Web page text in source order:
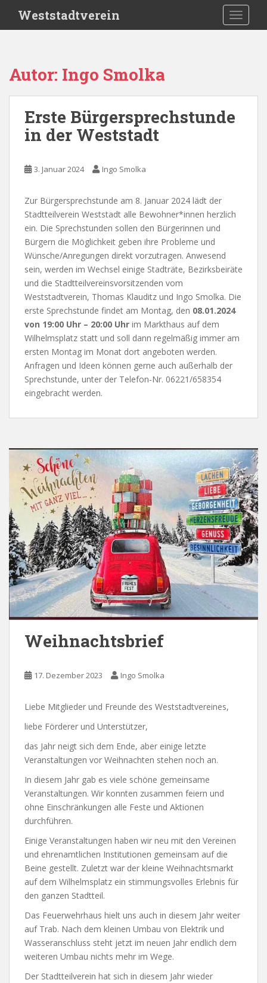
i
Weststadtverein
Autor: Ingo Smolka
Erste Bürgersprechstunde
in der Weststadt
3. Januar 2024 Ingo Smolka
Zur Bürgersprechstunde am 8. Januar 2024 lädt der
Stadtteilverein Weststadt alle Bewohner*innen herzlich
ein. Die Sprechstunden sollen den Bürgerinnen und
Bürgern die Möglichkeit geben ihre Probleme und
Wünsche/Anregungen direkt vorzutragen. Anwesend
sein, werden im Wechsel einige Stadträte, Bezirksbeiräte
und die Stadtteilvereinsvorsitzenden vom
Weststadtverein, Thomas Klauditz und Ingo Smolka. Die
erste Sprechstunde findet am Montag, den 08.01.2024
von 19:00 Uhr – 20:00 Uhr im Markthaus auf dem
Wilhelmsplatz statt und soll dann regelmäßig immer am
ersten Montag im Monat dort angeboten werden.
Anfragen und Ideen können gerne auch außerhalb der
Sprechstunde, unter der Telefon-Nr. 06221/658354
eingebracht werden.
Weihnachtsbrief
17. Dezember 2023 Ingo Smolka
Liebe Mitglieder und Freunde des Weststadtvereines,
liebe Förderer und Unterstützer,
das Jahr neigt sich dem Ende, aber einige letzte
Veranstaltungen vor Weihnachten stehen noch an.
In diesem Jahr gab es viele schöne gemeinsame
Veranstaltungen. Wir konnten zusammen feiern und
ohne Einschränkungen alle Feste und Aktionen
durchführen.
Einige Veranstaltungen haben wir neu mit den Vereinen
und ehrenamtlichen Institutionen gemeinsam auf die
Beine gestellt. Zuletzt war der kleine Weihnachtsmarkt
auf dem Wilhelmsplatz ein stimmungsvolles Erlebnis für
den ganzen Stadtteil.
Das Feuerwehrhaus hielt uns auch in diesem Jahr weiter
auf Trab. Nach dem kleinen Umbau von Elektrik und
Wasseranschluss steht jetzt im neuen Jahr endlich dem
weiteren Umbau nichts mehr im Wege.
Der Stadtteilverein hat sich in diesem Jahr wieder